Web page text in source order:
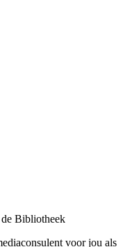
Bibliotheek
voor jou als